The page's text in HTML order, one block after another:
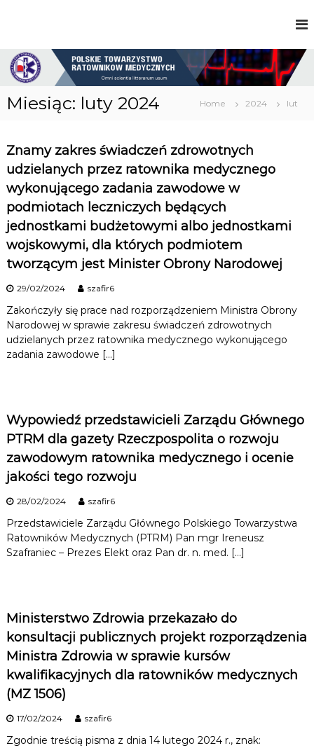
l
s
k
e
w
a
r
y
s
w
o
a
w
n
k
ó
y
c
z
n
y
c
h
Miesiąc: luty 2024 Home 2024 lut
Znamy zakres świadczeń zdrowotnych
udzielanych przez ratownika medycznego
wykonującego zadania zawodowe w
podmiotach leczniczych będących
jednostkami budżetowymi albo jednostkami
wojskowymi, dla których podmiotem
tworzącym jest Minister Obrony Narodowej
29/02/2024 szafir6
Zakończyły się prace nad rozporządzeniem Ministra Obrony
Narodowej w sprawie zakresu świadczeń zdrowotnych
udzielanych przez ratownika medycznego wykonującego
zadania zawodowe […]
Wypowiedź przedstawicieli Zarządu Głównego
PTRM dla gazety Rzeczpospolita o rozwoju
zawodowym ratownika medycznego i ocenie
jakości tego rozwoju
28/02/2024 szafir6
Przedstawiciele Zarządu Głównego Polskiego Towarzystwa
Ratowników Medycznych (PTRM) Pan mgr Ireneusz
Szafraniec – Prezes Elekt oraz Pan dr. n. med. […]
Ministerstwo Zdrowia przekazało do
konsultacji publicznych projekt rozporządzenia
Ministra Zdrowia w sprawie kursów
kwalifikacyjnych dla ratowników medycznych
(MZ 1506)
17/02/2024 szafir6
Zgodnie treścią pisma z dnia 14 lutego 2024 r., znak: